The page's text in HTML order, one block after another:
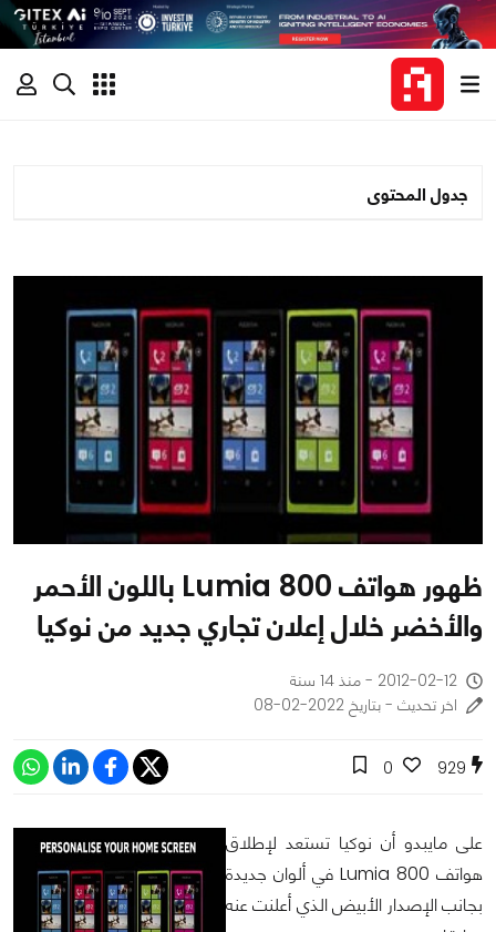
جدول المحتوى
ظهور هواتف Lumia 800 باللون الأحمر
والأخضر خلال إعلان تجاري جديد من نوكيا
2012-02-12 - منذ 14 سنة
اخر تحديث - بتاريخ 2022-02-08
929
0
على مايبدو أن نوكيا تستعد لإطلاق
هواتف Lumia 800 في ألوان جديدة
بجانب الإصدار الأبيض الذي أعلنت عنه